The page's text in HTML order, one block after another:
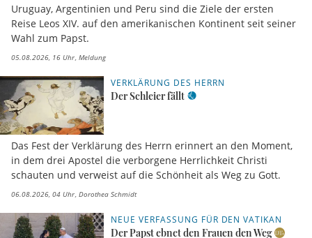
Uruguay, Argentinien und Peru sind die Ziele der ersten
Reise Leos XIV. auf den amerikanischen Kontinent seit seiner
Wahl zum Papst.
05.08.2026, 16 Uhr Meldung
VERKLÄRUNG DES HERRN
Der Schleier fällt
Das Fest der Verklärung des Herrn erinnert an den Moment,
in dem drei Apostel die verborgene Herrlichkeit Christi
schauten und verweist auf die Schönheit als Weg zu Gott.
06.08.2026, 04 Uhr Dorothea Schmidt
NEUE VERFASSUNG FÜR DEN VATIKAN
Der Papst ebnet den Frauen den Weg